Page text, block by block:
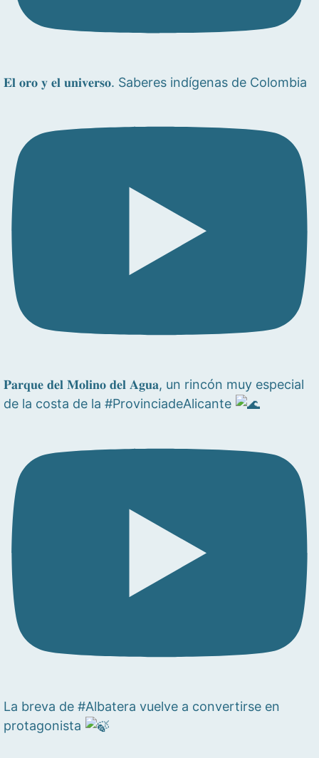
𝐄𝐥 𝐨𝐫𝐨 𝐲 𝐞𝐥 𝐮𝐧𝐢𝐯𝐞𝐫𝐬𝐨. Saberes indígenas de Colombia
𝐏𝐚𝐫𝐪𝐮𝐞 𝐝𝐞𝐥 𝐌𝐨𝐥𝐢𝐧𝐨 𝐝𝐞𝐥 𝐀𝐠𝐮𝐚, un rincón muy especial
de la costa de la #ProvinciadeAlicante
La breva de #Albatera vuelve a convertirse en
protagonista